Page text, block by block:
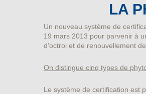
LA
Un nouveau système de
19 mars 2013 pour parvenir à
d’octroi et de renouvellement
On distingue cinq types de
Le système de certification est